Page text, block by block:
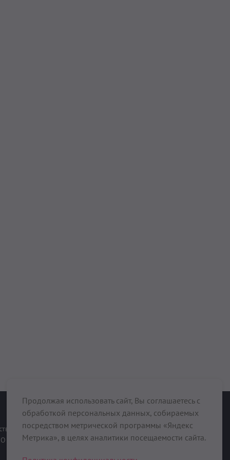
О нас
При поддержке
Продолжая использовать сайт, Вы соглашаетесь с
обработкой персональных данных, собираемых
посредством метрической программы «Яндекс
Метрика», в целях аналитики посещаемости сайта.